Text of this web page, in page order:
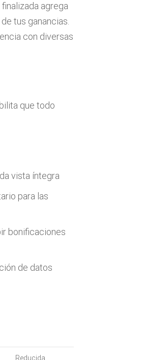
agrega
tus ganancias.
con diversas
que todo
vista íntegra
para las
bonificaciones
de datos
Reducida